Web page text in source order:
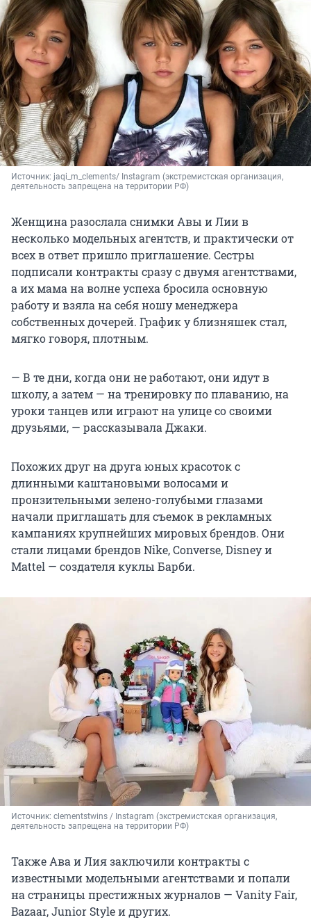
Источник: jaqi_m_clements/ Instagram (экстремистская организация,
деятельность запрещена на территории РФ)
Женщина разослала снимки Авы и Лии в
несколько модельных агентств, и практически от
всех в ответ пришло приглашение. Сестры
подписали контракты сразу с двумя агентствами,
а их мама на волне успеха бросила основную
работу и взяла на себя ношу менеджера
собственных дочерей. График у близняшек стал,
мягко говоря, плотным.
— В те дни, когда они не работают, они идут в
школу, а затем — на тренировку по плаванию, на
уроки танцев или играют на улице со своими
друзьями, — рассказывала Джаки.
Похожих друг на друга юных красоток с
длинными каштановыми волосами и
пронзительными зелено-голубыми глазами
начали приглашать для съемок в рекламных
кампаниях крупнейших мировых брендов. Они
стали лицами брендов Nike, Converse, Disney и
Mattel — создателя куклы Барби.
Источник: clementstwins / Instagram (экстремистская организация,
деятельность запрещена на территории РФ)
Также Ава и Лия заключили контракты с
известными модельными агентствами и попали
на страницы престижных журналов — Vanity Fair,
Bazaar, Junior Style и других.